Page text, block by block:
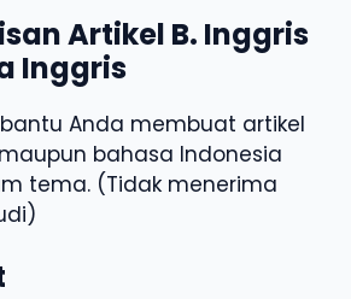
Artikel B. Inggris
Inggris
Anda membuat artikel
bahasa Indonesia
tema. (Tidak menerima